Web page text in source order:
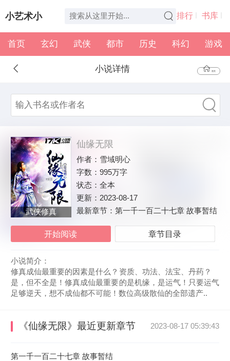
小艺术小
说
排行 书库
全本 书架
首页 玄幻 武侠 都市 历史 科幻 游戏
小说详情 首页
武侠修真
仙缘无限
作者： 雪域明心
字数：995万字
状态：全本
更新： 2023-08-17
最新章节：第一千一百二十七章 故事暂结
开始阅读 章节目录
小说简介：
修真成仙最重要的因素是什么？资质、功法、法宝、丹药？
是，但不全是！修真成仙最重要的是机缘，是运气！只要运气
足够逆天，想不成仙都不可能！数位高级散仙的全部遗产..
《仙缘无限》 最近更新章节 2023-08-17 05:39:43
第一千一百二十七章 故事暂结